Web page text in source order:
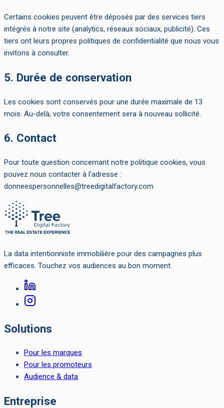
Certains cookies peuvent être déposés par des services tiers
intégrés à notre site (analytics, réseaux sociaux, publicité). Ces
tiers ont leurs propres politiques de confidentialité que nous vous
invitons à consulter.
5. Durée de conservation
Les cookies sont conservés pour une durée maximale de 13
mois. Au-delà, votre consentement sera à nouveau sollicité.
6. Contact
Pour toute question concernant notre politique cookies, vous
pouvez nous contacter à l'adresse :
donneespersonnelles@treedigitalfactory.com
La data intentionniste immobilière pour des campagnes plus
efficaces. Touchez vos audiences au bon moment.
Solutions
Pour les marques
Pour les promoteurs
Audience & data
Entreprise